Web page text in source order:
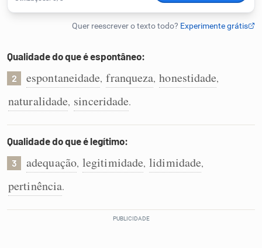
Cata-letras
Conexões
Caça-palavras
Dicionário
Qualidade do que é espontâneo:
2 espontaneidade, franqueza, honestidade,
naturalidade, sinceridade.
Qualidade do que é legítimo:
3 adequação, legitimidade, lidimidade,
pertinência.